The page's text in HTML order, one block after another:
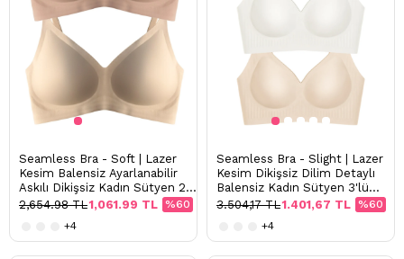
Seamless Bra - Soft | Lazer
Kesim Balensiz Ayarlanabilir
Askılı Dikişsiz Kadın Sütyen 2'li
Paket-3
%60
1,061.99 TL
2,654.98 TL
+4
Seamless Bra - Slight | Lazer
Kesim Dikişsiz Dilim Detaylı
Balensiz Kadın Sütyen 3'lü
Paket
%60
1.401,67 TL
3.504,17 TL
+4